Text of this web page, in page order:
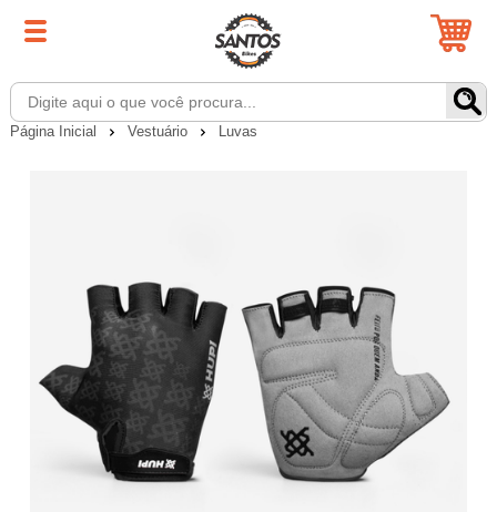
Página Inicial Vestuário Luvas